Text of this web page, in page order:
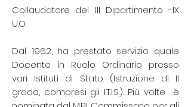
Collaudatore del III Dipartimento -IX
U.O.
Dal 1962, ha prestato servizio quale
Docente in Ruolo Ordinario presso
vari Istituti di Stato (Istruzione di II
grado, compresi gli I.T.I.S.). Più volte è